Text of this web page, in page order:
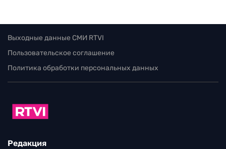
Выходные данные СМИ RTVI
Пользовательское соглашение
Политика обработки персональных данных
Редакция